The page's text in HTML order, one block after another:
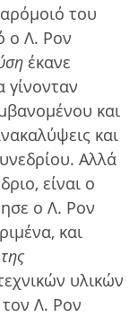
του
ο Λ. Ρον
έκανε
γίνονταν
και
και
Αλλά
είναι ο
ο Λ. Ρον
και
υλικών
τον Λ. Ρον